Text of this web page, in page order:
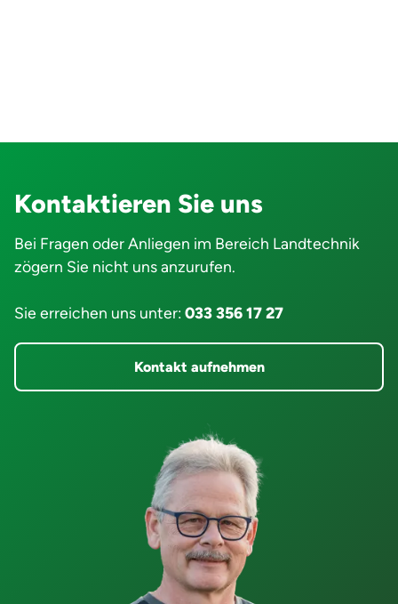
Kontaktieren Sie uns
Bei Fragen oder Anliegen im Bereich Landtechnik
zögern Sie nicht uns anzurufen.
Sie erreichen uns unter: 033 356 17 27
Kontakt aufnehmen